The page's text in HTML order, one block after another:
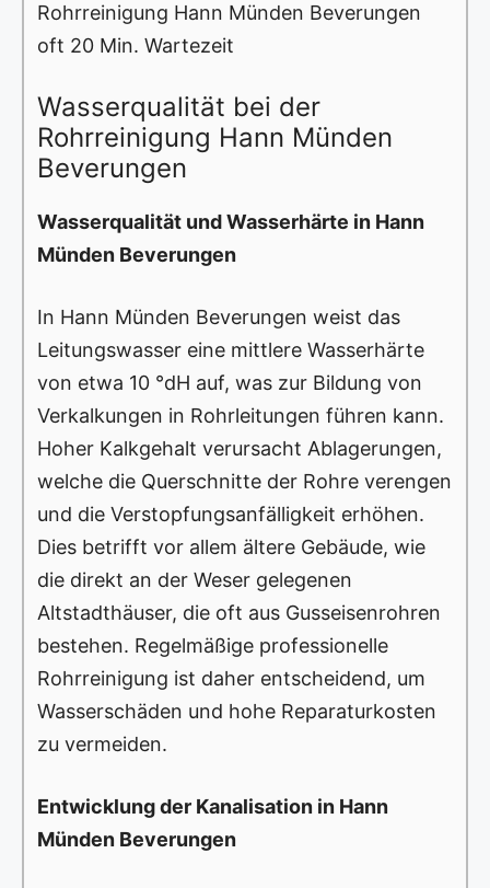
Rohrreinigung Hann Münden Beverungen
oft 20 Min. Wartezeit
Wasserqualität bei der
Rohrreinigung Hann Münden
Beverungen
Wasserqualität und Wasserhärte in Hann
Münden Beverungen
In Hann Münden Beverungen weist das
Leitungswasser eine mittlere Wasserhärte
von etwa 10 °dH auf, was zur Bildung von
Verkalkungen in Rohrleitungen führen kann.
Hoher Kalkgehalt verursacht Ablagerungen,
welche die Querschnitte der Rohre verengen
und die Verstopfungsanfälligkeit erhöhen.
Dies betrifft vor allem ältere Gebäude, wie
die direkt an der Weser gelegenen
Altstadthäuser, die oft aus Gusseisenrohren
bestehen. Regelmäßige professionelle
Rohrreinigung ist daher entscheidend, um
Wasserschäden und hohe Reparaturkosten
zu vermeiden.
Entwicklung der Kanalisation in Hann
Münden Beverungen